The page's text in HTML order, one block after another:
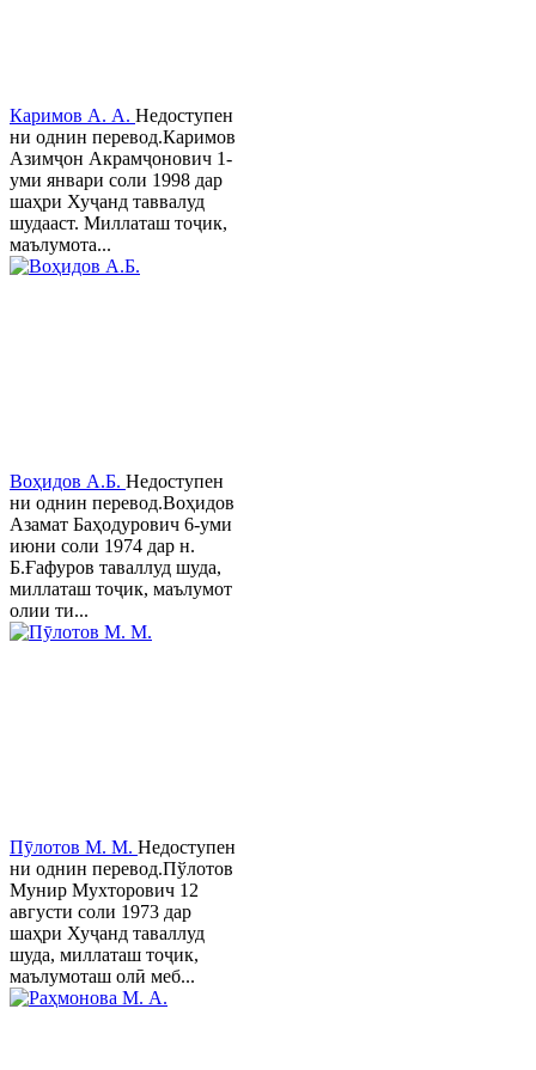
Каримов А. А. Недоступен
ни однин перевод.Каримов
Азимҷон Акрамҷонович 1-
уми январи соли 1998 дар
шаҳри Хуҷанд таввалуд
шудааст. Миллаташ тоҷик,
маълумота...
Воҳидов А.Б. Недоступен
ни однин перевод.Воҳидов
Азамат Баҳодурович 6-уми
июни соли 1974 дар н.
Б.Ғафуров таваллуд шуда,
миллаташ тоҷик, маълумот
олии ти...
Пӯлотов М. М. Недоступен
ни однин перевод.Пўлотов
Мунир Мухторович 12
августи соли 1973 дар
шаҳри Хуҷанд таваллуд
шуда, миллаташ тоҷик,
маълумоташ олӣ меб...